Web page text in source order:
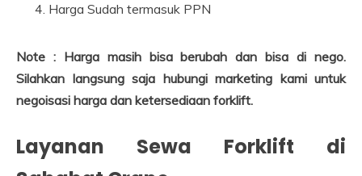
Harga Sudah termasuk PPN
Note : Harga masih bisa berubah dan bisa di nego.
Silahkan langsung saja hubungi marketing kami untuk
negoisasi harga dan ketersediaan forklift.
Layanan Sewa Forklift di